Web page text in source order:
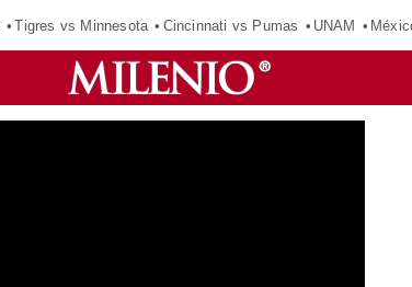
Tigres vs Minnesota Cincinnati vs Pumas UNAM